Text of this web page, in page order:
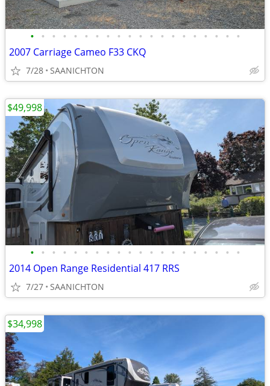
• • • • • • • • • • • • • • • • • • • •
2007 Carriage Cameo F33 CKQ
7/28 SAANICHTON
• • • • • • • • • • • • • • • • • • • •
2014 Open Range Residential 417 RRS
7/27 SAANICHTON
$49,998
$34,998